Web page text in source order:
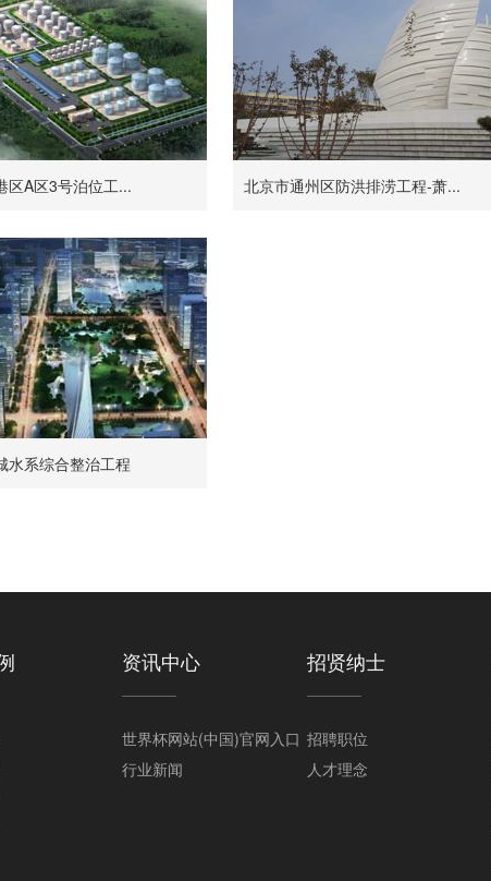
区A区3号泊位工... 北京市通州区防洪排涝工程-萧...
水系综合整治工程
资讯中心
世界杯网站(中国)官网入口
行业新闻
招贤纳士
招聘职位
人才理念